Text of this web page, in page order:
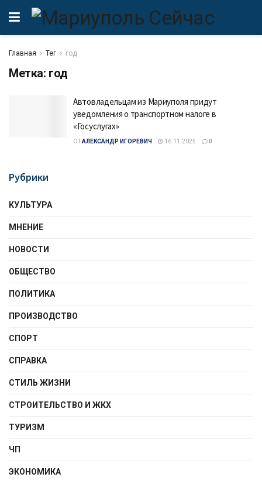
Главная Тег год
Метка: год
Автовладельцам из Мариуполя придут
уведомления о транспортном налоге в
«Госуслугах»
ОТАЛЕКСАНДР ИГОРЕВИЧ 16.11.2025 0
Рубрики
КУЛЬТУРА
МНЕНИЕ
НОВОСТИ
ОБЩЕСТВО
ПОЛИТИКА
ПРОИЗВОДСТВО
СПОРТ
СПРАВКА
СТИЛЬ ЖИЗНИ
СТРОИТЕЛЬСТВО И ЖКХ
ТУРИЗМ
ЧП
ЭКОНОМИКА